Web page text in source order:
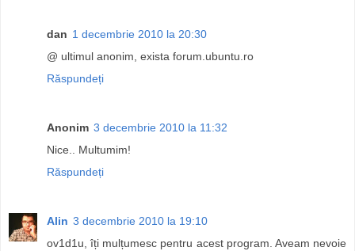
dan 1 decembrie 2010 la 20:30
@ ultimul anonim, exista forum.ubuntu.ro
Răspundeți
Anonim 3 decembrie 2010 la 11:32
Nice.. Multumim!
Răspundeți
Alin 3 decembrie 2010 la 19:10
ov1d1u, îți mulțumesc pentru acest program. Aveam nevoie